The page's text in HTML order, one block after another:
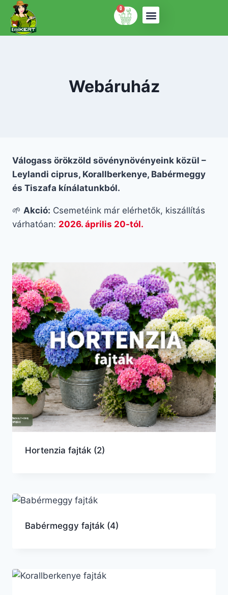
0
Webáruház
Válogass örökzöld sövénynövényeink közül –
Leylandi ciprus, Korallberkenye, Babérmeggy
és Tiszafa kínálatunkból.
🌱 Akció: Csemetéink már elérhetők, kiszállítás
várhatóan: 2026. április 20-tól.
Hortenzia fajták (2)
Babérmeggy fajták (4)